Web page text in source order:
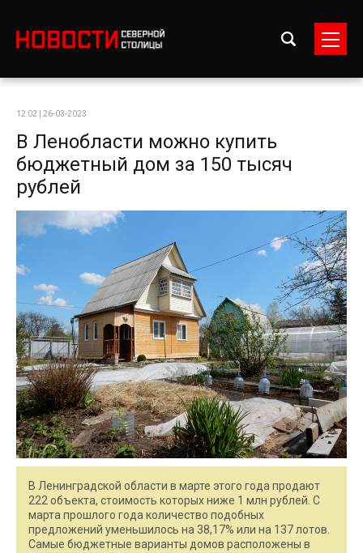
12:02 | 26-03-2023
В Ленобласти можно купить
бюджетный дом за 150 тысяч
рублей
В Ленинградской области в марте этого года продают
222 объекта, стоимость которых ниже 1 млн рублей. С
марта прошлого года количество подобных
предложений уменьшилось на 38,17% или на 137 лотов.
Самые бюджетные варианты домов расположены в